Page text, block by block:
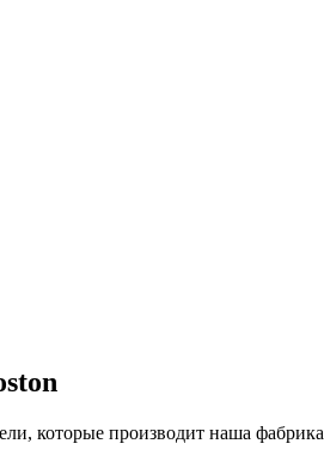
которые производит наша фабрика